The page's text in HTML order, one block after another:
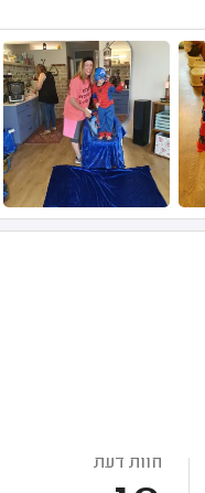
חוות דעת